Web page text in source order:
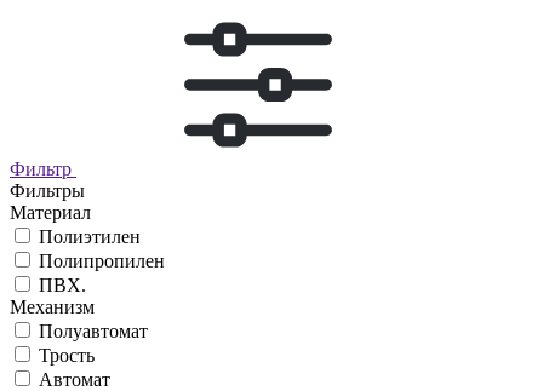
Фильтр
Фильтры
Материал
Полиэтилен
Полипропилен
ПВХ.
Механизм
Полуавтомат
Трость
Автомат